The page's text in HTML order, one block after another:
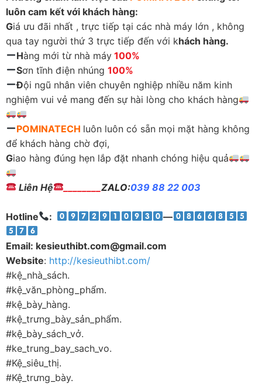
luôn cam kết với khách hàng:
Giá ưu đãi nhất , trực tiếp tại các nhà máy lớn , không
qua tay người thứ 3 trực tiếp đến với khách hàng.
Hàng mới từ nhà máy 100%
Sơn tĩnh điện nhúng100%
Đội ngũ nhân viên chuyên nghiệp nhiều năm kinh
nghiệm vui vẻ mang đến sự hài lòng cho khách hàng
POMINATECH luôn luôn có sẵn mọi mặt hàng không
để khách hàng chờ đợi,
Giao hàng đúng hẹn lắp đặt nhanh chóng hiệu quả
Liên Hệ ________ZALO:039 88 22 003
Hotline : —
Email: kesieuthibt.com@gmail.com
Website: http://kesieuthibt.com/
#kệ_nhà_sách.
#kệ_văn_phòng_phẩm.
#kệ_bày_hàng.
#kệ_trưng_bày_sản_phẩm.
#kệ_bày_sách_vở.
#ke_trung_bay_sach_vo.
#Kệ_siêu_thị.
#Kệ_trưng_bày.